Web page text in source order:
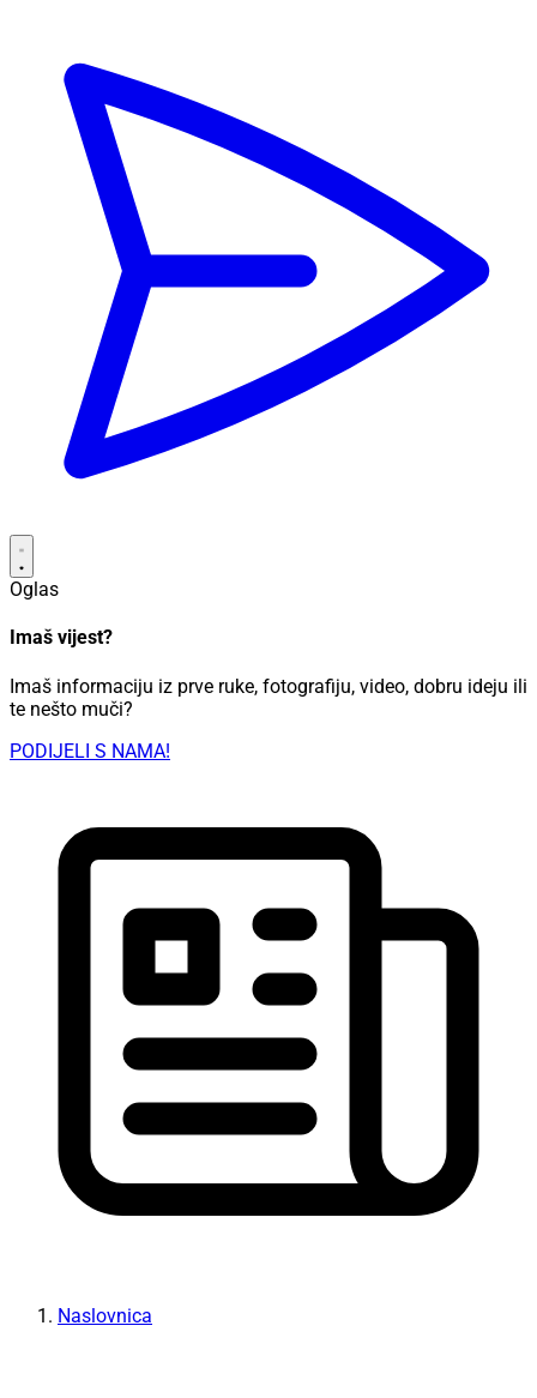
Oglas
Imaš vijest?
Imaš informaciju iz prve ruke, fotografiju, video, dobru ideju ili
te nešto muči?
PODIJELI S NAMA!
Naslovnica